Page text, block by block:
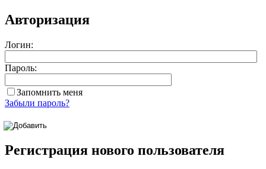
Авторизация
Логин:
Пароль:
Запомнить меня
Забыли пароль?
Регистрация нового пользователя